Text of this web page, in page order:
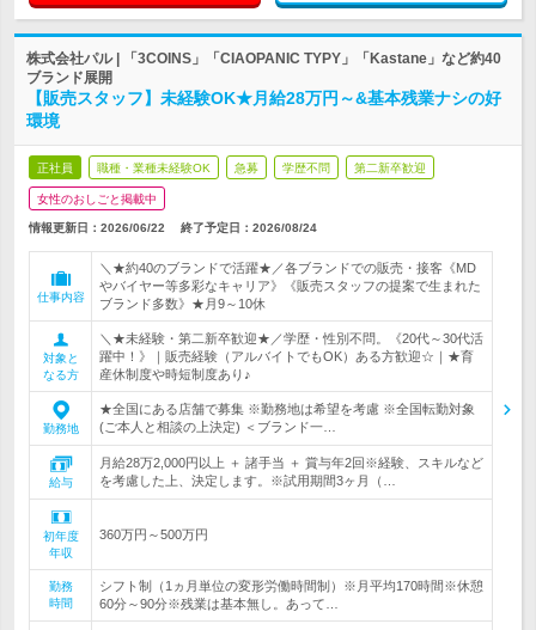
株式会社パル | 「3COINS」「CIAOPANIC TYPY」「Kastane」など約40
ブランド展開
【販売スタッフ】未経験OK★月給28万円～&基本残業ナシの好
環境
正社員 職種・業種未経験OK 急募 学歴不問 第二新卒歓迎
女性のおしごと掲載中
情報更新日：2026/06/22 終了予定日： 2026/08/24
仕事内容
＼★約40のブランドで活躍★／各ブランドでの販売・接客《MD
やバイヤー等多彩なキャリア》《販売スタッフの提案で生まれた
ブランド多数》★月9～10休
対象と
なる方
＼★未経験・第二新卒歓迎★／学歴・性別不問。《20代～30代活
躍中！》｜販売経験（アルバイトでもOK）ある方歓迎☆｜★育
産休制度や時短制度あり♪
勤務地
★全国にある店舗で募集 ※勤務地は希望を考慮 ※全国転勤対象
(ご本人と相談の上決定) ＜ブランド一…
給与
月給28万2,000円以上 ＋ 諸手当 ＋ 賞与年2回※経験、スキルなど
を考慮した上、決定します。※試用期間3ヶ月（…
初年度
年収
360万円～500万円
勤務
時間
シフト制（1ヵ月単位の変形労働時間制）※月平均170時間※休憩
60分～90分※残業は基本無し。あって…